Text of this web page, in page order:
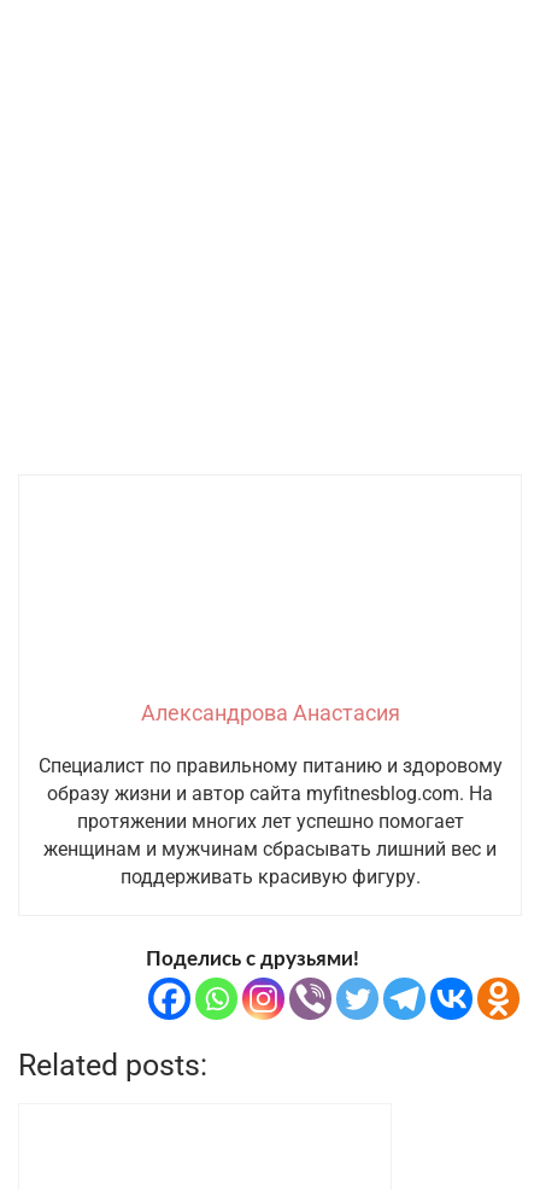
Александрова Анастасия
Специалист по правильному питанию и здоровому
образу жизни и автор сайта myfitnesblog.com. На
протяжении многих лет успешно помогает
женщинам и мужчинам сбрасывать лишний вес и
поддерживать красивую фигуру.
Поделись с друзьями!
Related posts: